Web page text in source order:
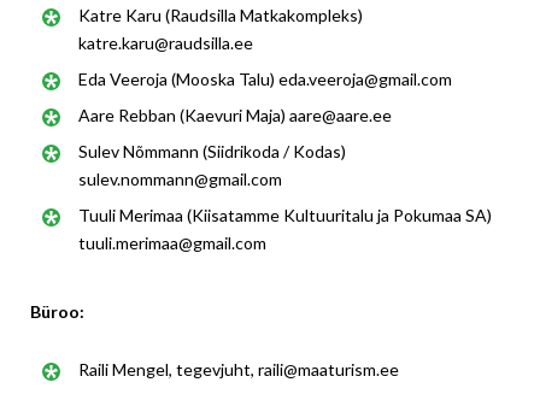
Katre Karu (Raudsilla Matkakompleks)
katre.karu@raudsilla.ee
Eda Veeroja (Mooska Talu) eda.veeroja@gmail.com
Aare Rebban (Kaevuri Maja) aare@aare.ee
Sulev Nõmmann (Siidrikoda / Kodas)
sulev.nommann@gmail.com
Tuuli Merimaa (Kiisatamme Kultuuritalu ja Pokumaa SA)
tuuli.merimaa@gmail.com
Büroo:
Raili Mengel, tegevjuht, raili@maaturism.ee